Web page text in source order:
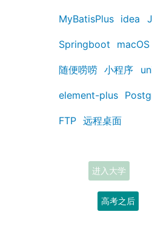
MyBatisPlus idea
Springboot macOS
随便唠唠 小程序
element-plus
FTP 远程桌面
高考之后